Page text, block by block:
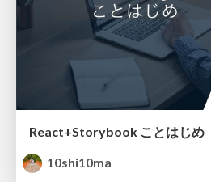
React+Storybook ことはじめ
10shi10ma